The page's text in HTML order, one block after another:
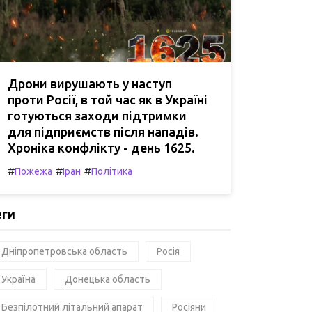
Дрони вирушають у наступ
проти Росії, в той час як в Україні
готуються заходи підтримки
для підприємств після нападів.
Хроніка конфлікту - день 1625.
#Пожежа #Іран #Політика
Дніпропетровська область Росія
Україна Донецька область
Безпілотний літальний апарат Росіяни